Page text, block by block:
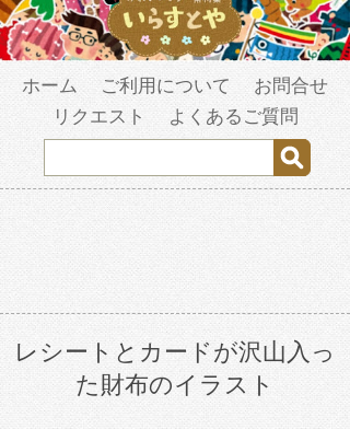
ホーム ご利用について
お問合せ
リクエスト
よくあるご質問
レシートとカードが沢山入っ
た財布のイラスト